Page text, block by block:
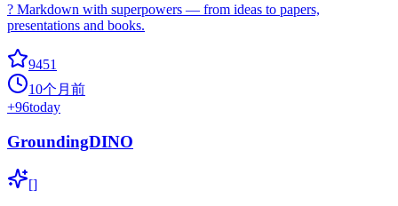
? Markdown with superpowers — from ideas to papers,
presentations and books.
9451
10个月前
+96today
GroundingDINO
[]